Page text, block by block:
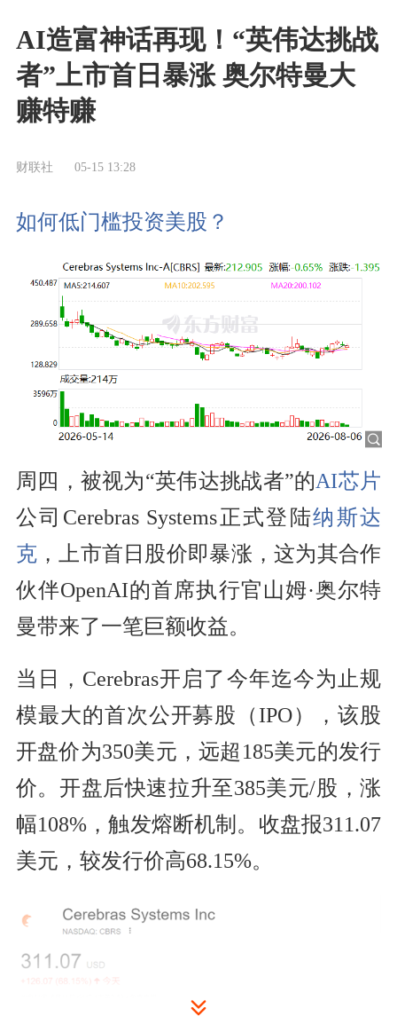
AI造富神话再现！“英伟达挑战
者”上市首日暴涨 奥尔特曼大
赚特赚
财联社 05-15 13:28
如何低门槛投资美股？
周四，被视为“英伟达挑战者”的AI芯片
公司Cerebras Systems正式登陆纳斯达
克 ，上市首日股价即暴涨，这为其合作
伙伴OpenAI的首席执行官山姆·奥尔特
曼带来了一笔巨额收益。
当日，Cerebras开启了今年迄今为止规
模最大的首次公开募股（IPO），该股
开盘价为350美元，远超185美元的发行
价。开盘后快速拉升至385美元/股，涨
幅108%，触发熔断机制。收盘报311.07
美元，较发行价高68.15%。